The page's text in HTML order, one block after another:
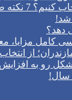
از رزرو وقت
دهد؟
کامل مزایا،
از
رو به
سال!